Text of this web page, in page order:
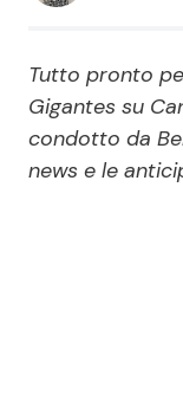
ShowBiz
Tutto pronto
Gigantes su
condotto da
news e le